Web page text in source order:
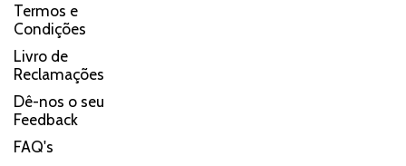
Termos e
Condições
Livro de
Reclamações
Dê-nos o seu
Feedback
FAQ's